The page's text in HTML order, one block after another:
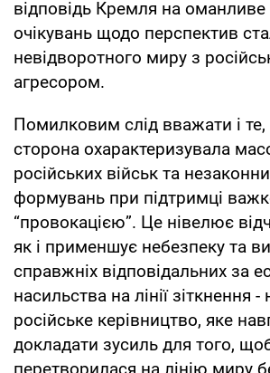
відповідь Кремля на
очікувань щодо перспектив
невідворотного миру з
агресором.
Помилковим слід вважати і те,
сторона охарактеризувала
російських військ та
формувань при підтримці
“провокацією”. Це нівелює
як і применшує небезпеку та
справжніх відповідальних за
насильства на лінії зіткнення
російське керівництво, яке
докладати зусиль для того,
перетворилася на лінію миру